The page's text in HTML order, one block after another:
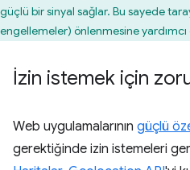
güçlü bir sinyal sağlar. Bu sayede
engellemeler) önlenmesine yardımcı
İzin istemek için
Web uygulamalarının güçlü
gerektiğinde izin istemeleri